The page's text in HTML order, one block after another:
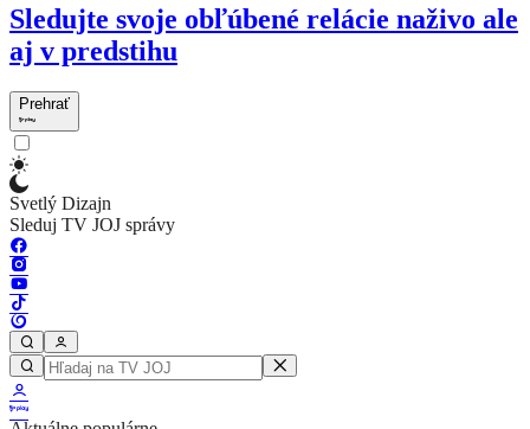
Sledujte svoje obľúbené relácie naživo ale
aj v predstihu
Prehrať
Svetlý Dizajn
Sleduj TV JOJ správy